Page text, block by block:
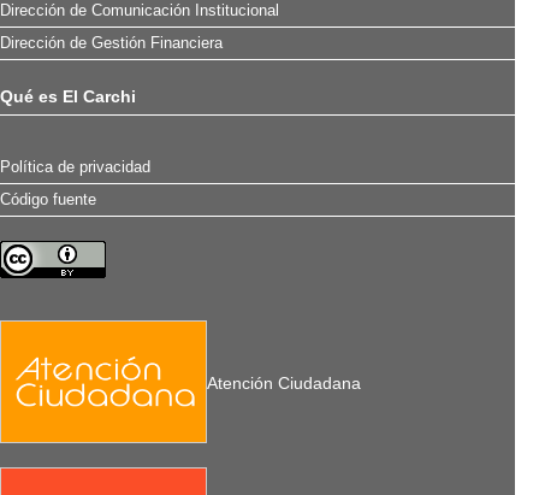
Dirección de Comunicación Institucional
Dirección de Gestión Financiera
Qué es El Carchi
Política de privacidad
Código fuente
Atención Ciudadana